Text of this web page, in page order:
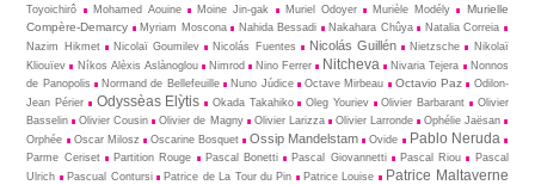
Toyoichirô
Mohamed Aouine Moine Jin-gak Muriel Odoyer Murièle Modély
Murielle
Compère-Demarcy
Myriam Moscona Nahida Bessadi Nakahara Chûya
Natalia Correia
Nazim Hikmet
Nicolaï Goumilev Nicolás Fuentes Nicolás Guillén Nietz­sche
Nikolaï
Kliouïev
Níkos Alèxis Aslànoglou Nimrod Nino Ferrer Nitcheva Nivaria Tejera
Nonnos
de Panopolis
Normand de Bellefeuille Nuno Júdice Octave Mirbeau Octavio Paz
Odilon-
Jean Périer
Odyssèas Elỳtis Okada Takahiko Oleg Youriev Olivier Barbarant
Olivier
Basselin
Olivier Cousin Olivier de Magny Olivier Larizza Olivier Larronde
Ophélie Jaësan
Orphée
Oscar Milosz Oscarine Bosquet Ossip Mandelstam Ovide Pablo Neruda
Parme Ceriset Partition Rouge Pascal Bonetti Pascal Giovannetti Pascal Riou
Pascal
Ulrich
Pascual Contursi Patrice de La Tour du Pin Patrice Louise Patrice Maltaverne